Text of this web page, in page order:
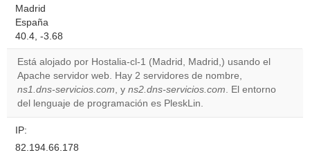
Madrid
España
40.4, -3.68
Está alojado por Hostalia-cl-1 (Madrid, Madrid,) usando el
Apache servidor web. Hay 2 servidores de nombre,
ns1.dns-servicios.com, y ns2.dns-servicios.com. El entorno
del lenguaje de programación es PleskLin.
IP:
82.194.66.178